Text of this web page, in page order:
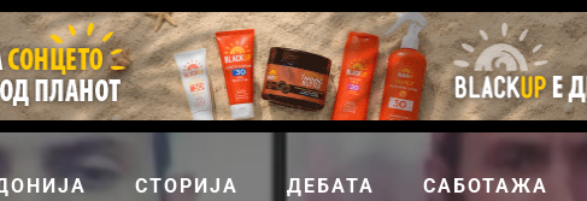
СТОРИЈА ДЕБАТА САБОТАЖА